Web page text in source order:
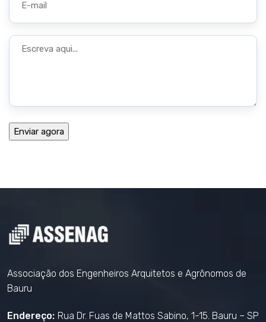
Associação dos Engenheiros Arquitetos e Agrônomos de
Bauru
Endereço: Rua Dr. Fuas de Mattos Sabino, 1-15. Bauru – SP